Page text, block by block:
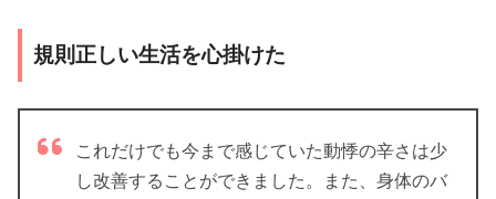
規則正しい生活を心掛けた
これだけでも今まで感じていた動悸の辛さは少
し改善することができました。また、身体のバ